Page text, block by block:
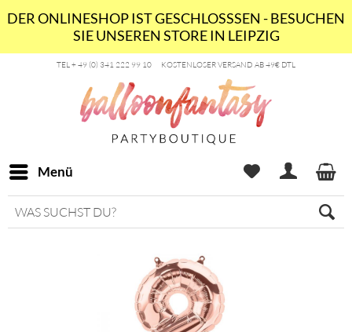
DER ONLINESHOP IST GESCHLOSSSEN - BESUCHEN
SIE UNSEREN STORE IN LEIPZIG
TEL + 49 (0) 341 222 99 10 KOSTENLOSER VERSAND AB 49€ DTL
Menü